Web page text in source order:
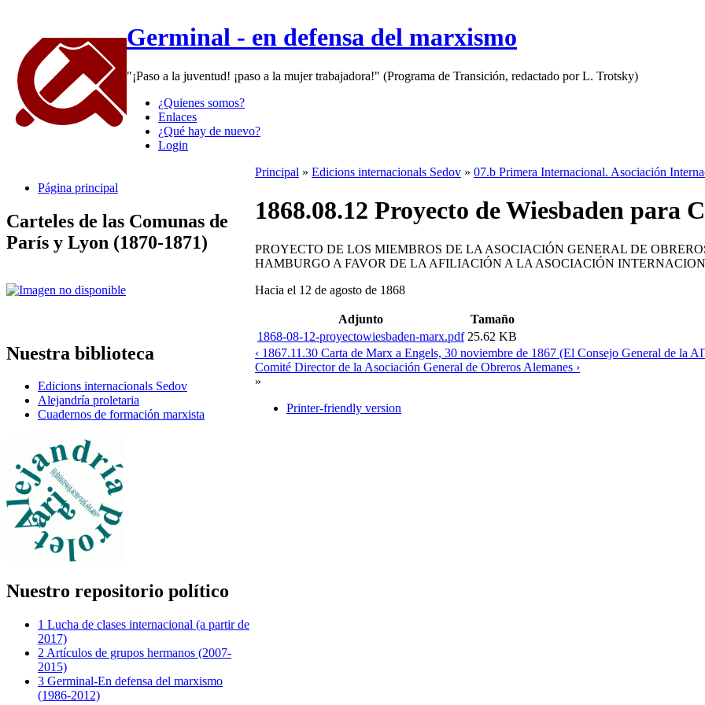
Germinal - en defensa del marxismo
"¡Paso a la juventud! ¡paso a la mujer trabajadora!" (Programa de Transición, redactado por L. Trotsky)
¿Quienes somos?
Enlaces
¿Qué hay de nuevo?
Login
Página principal
Carteles de las Comunas de
París y Lyon (1870-1871)
Nuestra biblioteca
Edicions internacionals Sedov
Alejandría proletaria
Cuadernos de formación marxista
Nuestro repositorio político
1 Lucha de clases internacional (a partir de
2017)
2 Artículos de grupos hermanos (2007-
2015)
3 Germinal-En defensa del marxismo
(1986-2012)
Principal » Edicions internacionals Sedov » 07.b Primera Internacional. Asociación
1868.08.12 Proyecto de Wiesbaden para
PROYECTO DE LOS MIEMBROS DE LA ASOCIACIÓN GENERAL DE
HAMBURGO A FAVOR DE LA AFILIACIÓN A LA ASOCIACIÓN
Hacia el 12 de agosto de 1868
Adjunto
Tamaño
1868-08-12-proyectowiesbaden-marx.pdf 25.62 KB
‹ 1867.11.30 Carta de Marx a Engels, 30 noviembre de 1867 (El Consejo General de la
Comité Director de la Asociación General de Obreros Alemanes ›
»
Printer-friendly version